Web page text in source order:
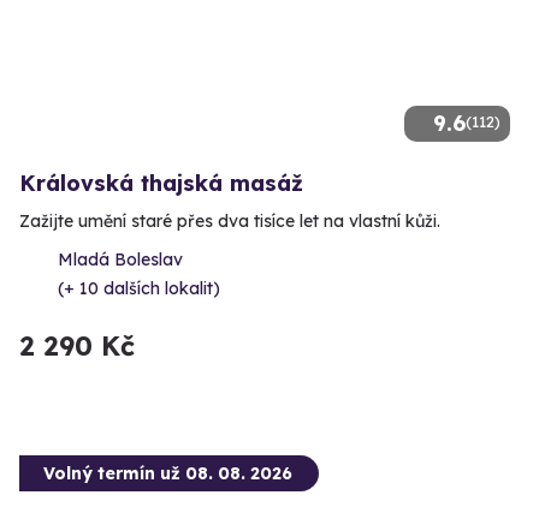
9.6(112)
Královská thajská masáž
Zažijte umění staré přes dva tisíce let na vlastní kůži.
Mladá Boleslav
(+ 10 dalších lokalit)
2 290 Kč
Volný termín už 08. 08. 2026